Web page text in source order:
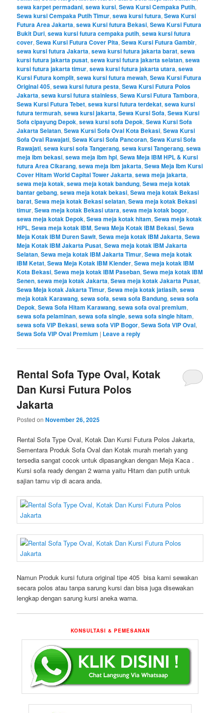
sewa karpet permadani,sewa kursi,Sewa Kursi Cempaka Putih,
Sewa kursi Cempaka Putih Timur,sewa kursi futura,Sewa Kursi
Futura Area Jakarta,sewa Kursi futura Bekasi,Sewa Kursi Futura
Bukit Duri,sewa kursi futura cempaka putih,sewa kursi futura
cover,Sewa Kursi Futura Cover Pita,Sewa Kursi Futura Gambir,
sewa kursi futura Jakarta,sewa kursi futura jakarta barat,sewa
kursi futura jakarta pusat,sewa kursi futura jakarta selatan,sewa
kursi futura jakarta timur,sewa kursi futura jakarta utara,sewa
Kursi Futura komplit,sewa kursi futura mewah,Sewa Kursi Futura
Original 405,sewa kursi futura pesta,Sewa Kursi Futura Polos
Jakarta,sewa kursi futura stainless,Sewa Kursi Futura Tambora,
Sewa Kursi Futura Tebet,sewa kursi futura terdekat,sewa kursi
futura termurah,sewa kursi jakarta,Sewa Kursi Sofa,Sewa Kursi
Sofa cipayung Depok,sewa kursi sofa Depok,Sewa Kursi Sofa
Jakarta Selatan,Sewa Kursi Sofa Oval Kota Bekasi,Sewa Kursi
Sofa Oval Rawajati,Sewa Kursi Sofa Pancoran,Sewa Kursi Sofa
Rawajati,sewa kursi sofa Tangerang,sewa kursi Tangerang,sewa
meja ibm bekasi,sewa meja ibm hpl,Sewa Meja IBM HPL & Kursi
futura Area Cikarang,sewa meja ibm jakarta,Sewa Meja Ibm Kursi
Cover Hitam World Capital Tower Jakarta,sewa meja jakarta,
sewa meja kotak,sewa meja kotak bandung,Sewa meja kotak
bantar gebang,sewa meja kotak bekasi,Sewa meja kotak Bekasi
barat,Sewa meja kotak Bekasi selatan,Sewa meja kotak Bekasi
timur,Sewa meja kotak Bekasi utara,sewa meja kotak bogor,
sewa meja kotak Depok,Sewa meja kotak hitam,Sewa meja kotak
HPL,Sewa meja kotak IBM,Sewa Meja Kotak IBM Bekasi,Sewa
Meja Kotak IBM Duren Sawit,Sewa meja kotak IBM Jakarta,Sewa
Meja Kotak IBM Jakarta Pusat,Sewa meja kotak IBM Jakarta
Selatan,Sewa meja kotak IBM Jakarta Timur,Sewa meja kotak
IBM Ketat,Sewa Meja Kotak IBM Klender,Sewa meja kotak IBM
Kota Bekasi,Sewa meja kotak IBM Paseban,Sewa meja kotak IBM
Senen,sewa meja kotak Jakarta,Sewa meja kotak Jakarta Pusat,
Sewa Meja kotak Jakarta Timur,Sewa meja kotak jatiasih,sewa
meja kotak Karawang,sewa sofa,sewa sofa Bandung,sewa sofa
Depok,Sewa Sofa Hitam Karawang,sewa sofa oval premium,
sewa sofa pelaminan,sewa sofa single,sewa sofa single hitam,
sewa sofa VIP Bekasi,sewa sofa VIP Bogor,Sewa Sofa VIP Oval,
Sewa Sofa VIP Oval Premium | Leave a reply
Rental Sofa Type Oval, Kotak
Dan Kursi Futura Polos
Jakarta
Posted onNovember 26, 2025
Rental Sofa Type Oval, Kotak Dan Kursi Futura Polos Jakarta,
Sementara Produk Sofa Oval dan Kotak murah meriah yang
tersedia sangat cocok untuk dipasangkan dengan Meja Kaca .
Kursi sofa ready dengan 2 warna yaitu Hitam dan putih untuk
sajian tamu vip di acara anda.
Namun Produk kursi futura original tipe 405 bisa kami sewakan
secara polos atau tanpa sarung kursi dan bisa juga disewakan
lengkap dengan sarung kursi aneka warna.
KONSULTASI & PEMESANAN